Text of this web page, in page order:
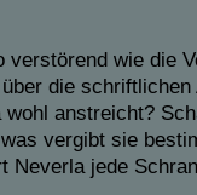
verstörend wie die
die
anstreicht?
vergibt sie
Neverla jede